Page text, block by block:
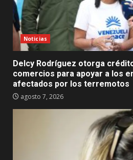
Noticias
Delcy Rodríguez otorga
comercios para apoyar a los
afectados por los terremotos
agosto 7, 2026